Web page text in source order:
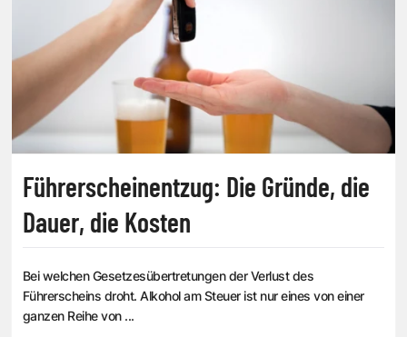
Führerscheinentzug: Die Gründe, die
Dauer, die Kosten
Bei welchen Gesetzesübertretungen der Verlust des
Führerscheins droht. Alkohol am Steuer ist nur eines von einer
ganzen Reihe von ...